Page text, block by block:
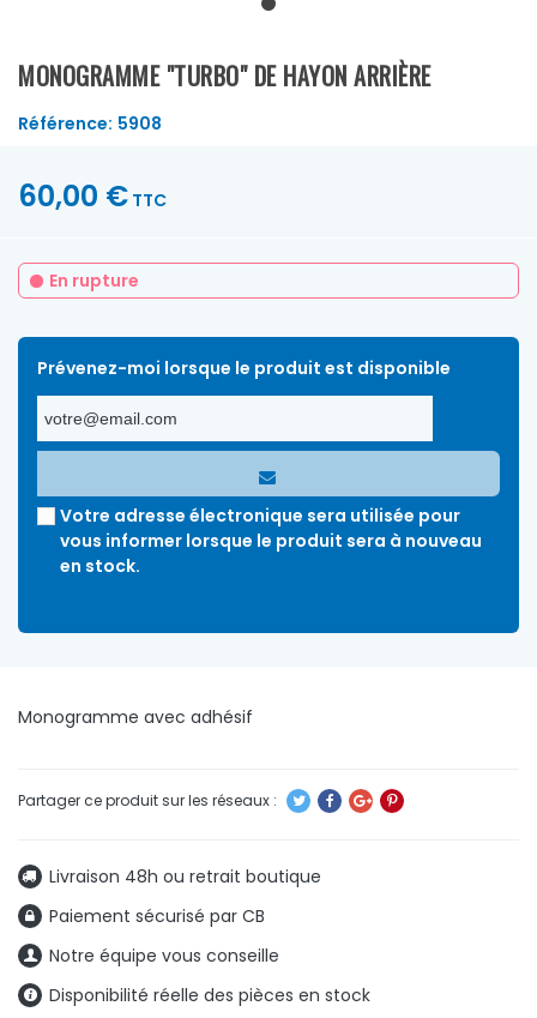
MONOGRAMME "TURBO" DE HAYON ARRIÈRE
Référence: 5908
Monogramme avec adhésif
Livraison 48h ou retrait boutique
Paiement sécurisé par CB
Notre équipe vous conseille
Disponibilité réelle des pièces en stock
60,00 € TTC
En rupture
Prévenez-moi lorsque le produit est disponible
Votre adresse électronique sera utilisée pour
vous informer lorsque le produit sera à nouveau
en stock.